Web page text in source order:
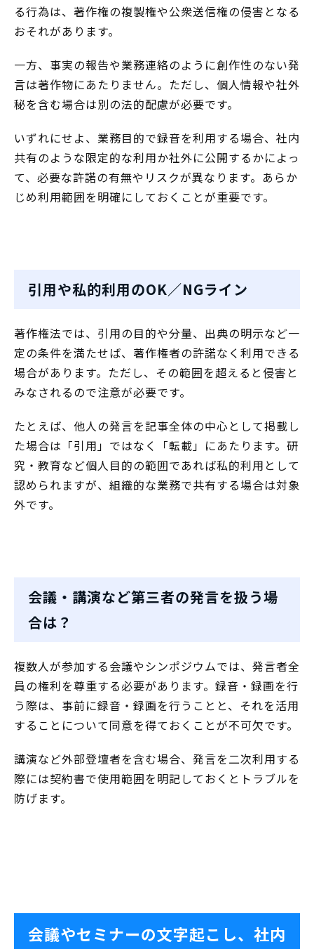
る行為は、著作権の複製権や公衆送信権の侵害となる
おそれがあります。
一方、事実の報告や業務連絡のように創作性のない発
言は著作物にあたりません。ただし、個人情報や社外
秘を含む場合は別の法的配慮が必要です。
いずれにせよ、業務目的で録音を利用する場合、社内
共有のような限定的な利用か社外に公開するかによっ
て、必要な許諾の有無やリスクが異なります。あらか
じめ利用範囲を明確にしておくことが重要です。
引用や私的利用のOK／NGライン
著作権法では、引用の目的や分量、出典の明示など一
定の条件を満たせば、著作権者の許諾なく利用できる
場合があります。ただし、その範囲を超えると侵害と
みなされるので注意が必要です。
たとえば、他人の発言を記事全体の中心として掲載し
た場合は「引用」ではなく「転載」にあたります。研
究・教育など個人目的の範囲であれば私的利用として
認められますが、組織的な業務で共有する場合は対象
外です。
会議・講演など第三者の発言を扱う場
合は？
複数人が参加する会議やシンポジウムでは、発言者全
員の権利を尊重する必要があります。録音・録画を行
う際は、事前に録音・録画を行うことと、それを活用
することについて同意を得ておくことが不可欠です。
講演など外部登壇者を含む場合、発言を二次利用する
際には契約書で使用範囲を明記しておくとトラブルを
防げます。
会議やセミナーの文字起こし、社内